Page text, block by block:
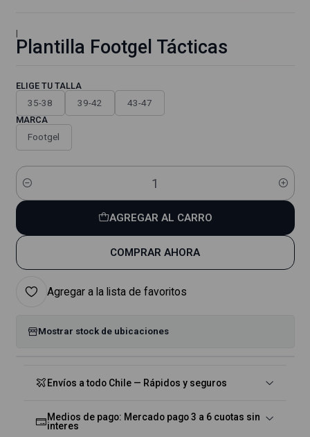
|
Plantilla Footgel Tácticas
ELIGE TU TALLA
35-38 39-42 43-47
MARCA
Footgel
Cantidad
AGREGAR AL CARRO
COMPRAR AHORA
Agregar a la lista de favoritos
Mostrar stock de ubicaciones
Envíos a todo Chile — Rápidos y seguros
Medios de pago: Mercado pago 3 a 6 cuotas sin
interes